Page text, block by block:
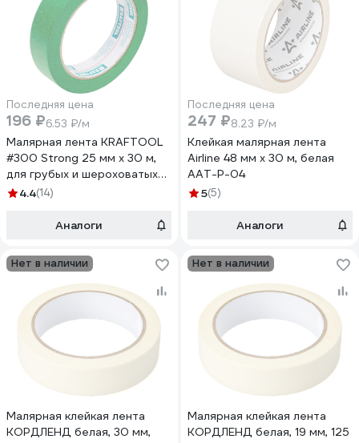
Последняя цена
196 ₽6.53 ₽/м
Малярная лента KRAFTOOL
#300 Strong 25 мм х 30 м,
для грубых и шероховатых
поверхностей 12103-25
4.4(14)
Аналоги
Последняя цена
247 ₽8.23 ₽/м
Клейкая малярная лента
Airline 48 мм х 30 м, белая
AAT-P-04
5(5)
Аналоги
Нет в наличии
Малярная клейкая лента
КОРДЛЕНД белая, 30 мм,
Нет в наличии
Малярная клейкая лента
КОРДЛЕНД белая, 19 мм, 125